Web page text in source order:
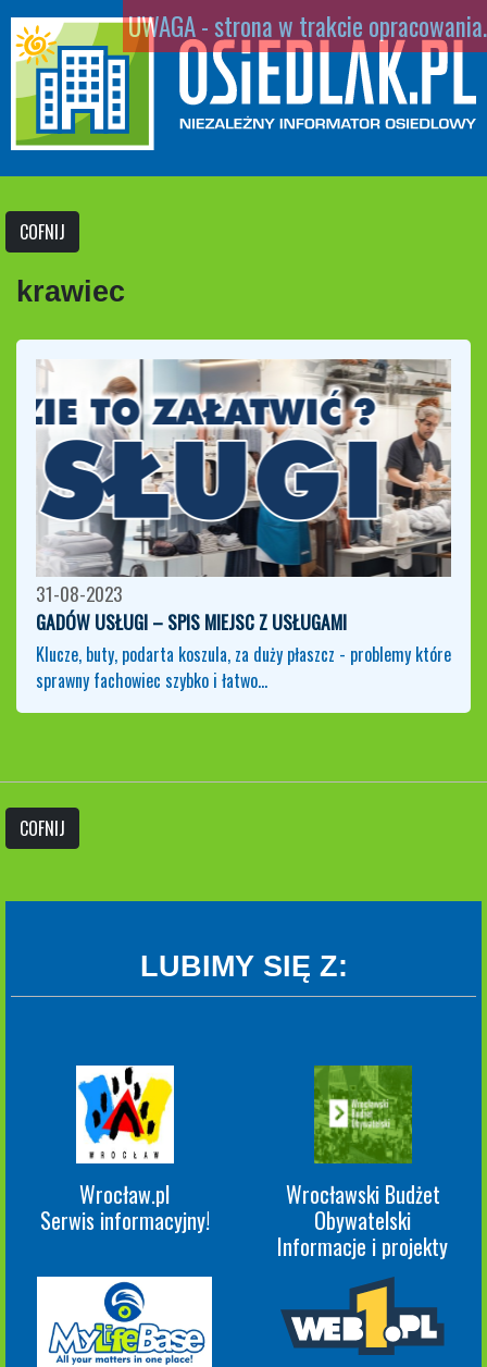
UWAGA - strona w trakcie opracowania.
COFNIJ
krawiec
31-08-2023
GADÓW USŁUGI – SPIS MIEJSC Z USŁUGAMI
Klucze, buty, podarta koszula, za duży płaszcz - problemy które
sprawny fachowiec szybko i łatwo…
COFNIJ
LUBIMY SIĘ Z:
Wrocław.pl
Serwis informacyjny!
Wrocławski Budżet
Obywatelski
Informacje i projekty